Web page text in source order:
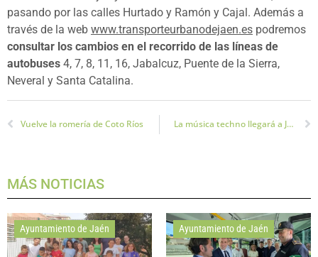
pasando por las calles Hurtado y Ramón y Cajal. Además a
través de la web www.transporteurbanodejaen.es podremos
consultar los cambios en el recorrido de las líneas de
autobuses 4, 7, 8, 11, 16, Jabalcuz, Puente de la Sierra,
Neveral y Santa Catalina.
Vuelve la romería de Coto Ríos La música techno llegará a Jaén el 17 de septiembre con el Festival Jaén Green Sound
MÁS NOTICIAS
Ayuntamiento de Jaén Ayuntamiento de Jaén